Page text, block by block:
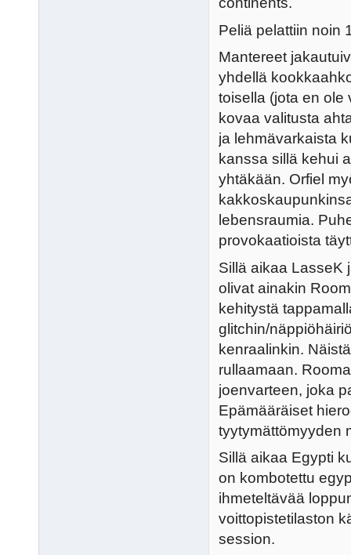
Peliä pelattiin noin
Mantereet
yhdellä
toisella (jota en ole
kovaa valitusta
ja lehmävarkaista
kanssa sillä kehui
yhtäkään. Orfiel
lebensraumia.
provokaatioista
Sillä aikaa LasseK
olivat ainakin
kehitystä
glitchin/
kenraalinkin.
rullaamaan.
joenvarteen, joka
Epämääräiset
tyytymättömyyden
Sillä aikaa Egypti
on kombotettu
ihmeteltävää
voittopistetilaston
session.